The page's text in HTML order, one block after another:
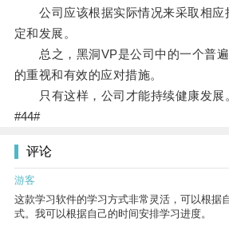
公司应该根据实际情况来采取相应
定和发展。
总之，黑洞VP是公司中的一个普遍
的重视和有效的应对措施。
只有这样，公司才能持续健康发展
#44#
评论
游客
这款学习软件的学习方式非常灵活，可以根据
式。我可以根据自己的时间安排学习进度。